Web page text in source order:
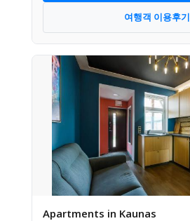
여행객 이용후기
Apartments in Kaunas